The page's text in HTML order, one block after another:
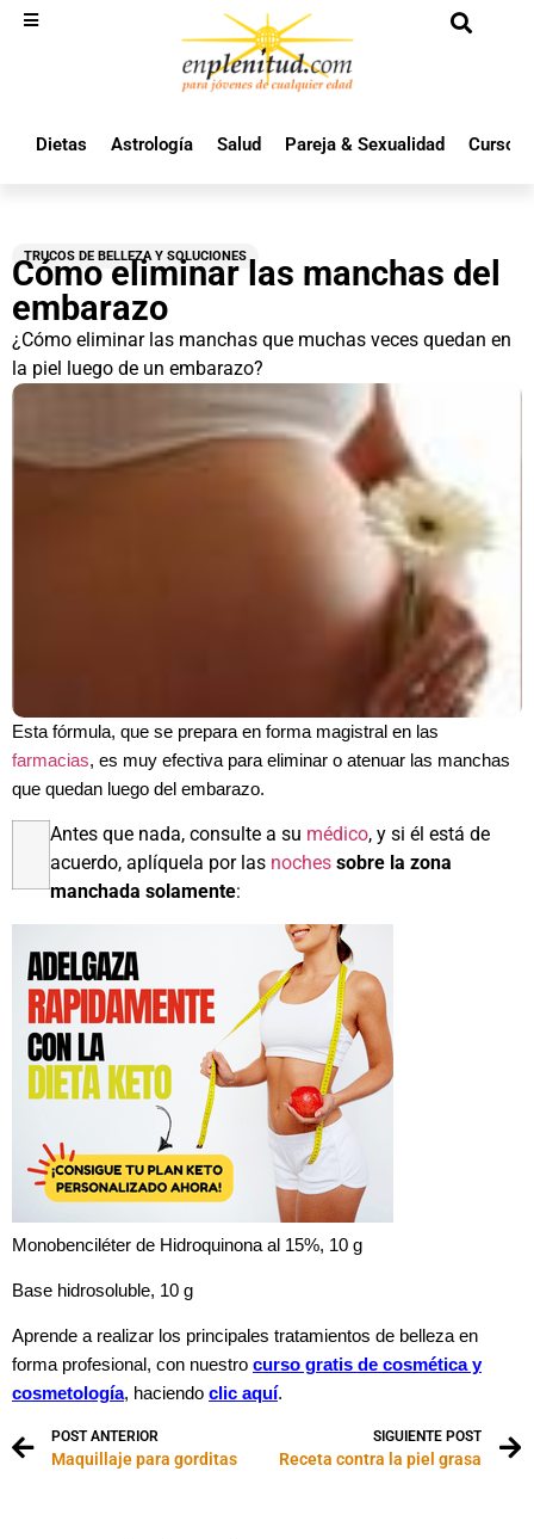
Dietas Astrología Salud Pareja & Sexualidad Cursos
TRUCOS DE BELLEZA Y SOLUCIONES
Cómo eliminar las manchas del
embarazo
¿Cómo eliminar las manchas que muchas veces quedan en
la piel luego de un embarazo?
Esta fórmula, que se prepara en forma magistral en las
farmacias, es muy efectiva para eliminar o atenuar las manchas
que quedan luego del embarazo.
Antes que nada, consulte a su médico, y si él está de
acuerdo, aplíquela por las noches sobre la zona
manchada solamente:
Monobenciléter de Hidroquinona al 15%, 10 g
Base hidrosoluble, 10 g
Aprende a realizar los principales tratamientos de belleza en
forma profesional, con nuestro curso gratis de cosmética y
cosmetología, haciendo clic aquí.
POST ANTERIOR
Maquillaje para gorditas
SIGUIENTE POST
Receta contra la piel grasa